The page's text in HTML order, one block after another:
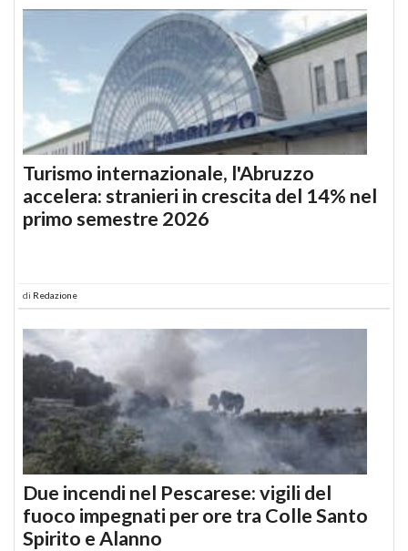
Turismo internazionale, l'Abruzzo
accelera: stranieri in crescita del 14% nel
primo semestre 2026
di Redazione
Due incendi nel Pescarese: vigili del
fuoco impegnati per ore tra Colle Santo
Spirito e Alanno